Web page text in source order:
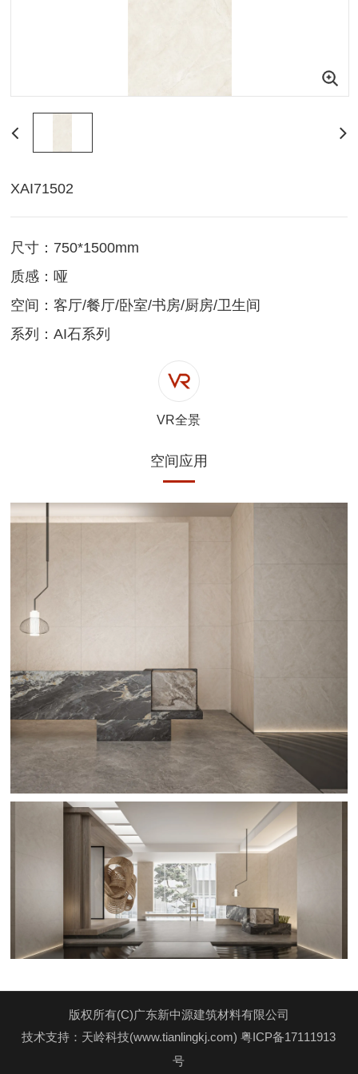
XAI71502
尺寸：750*1500mm
质感：哑
空间：客厅/餐厅/卧室/书房/厨房/卫生间
系列：AI石系列
VR全景
空间应用
版权所有(C)广东新中源建筑材料有限公司
技术支持：天岭科技(www.tianlingkj.com)粤ICP备17111913
号